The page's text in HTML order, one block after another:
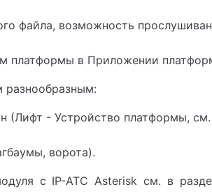
файла, возможность
платформы в Приложении
(Лифт - Устройство платформы, см.
ворота).
с IP-ATC Asterisk см. в